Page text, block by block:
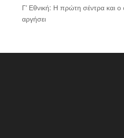
Γ’ Εθνική: Η πρώτη σέντρα και
αργήσει